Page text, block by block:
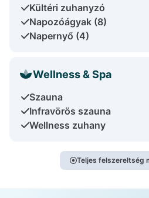
Kültéri zuhanyzó
Napozóágyak (8)
Napernyő (4)
Wellness & Spa
Szauna
Infravörös szauna
Wellness zuhany
Teljes felszereltség